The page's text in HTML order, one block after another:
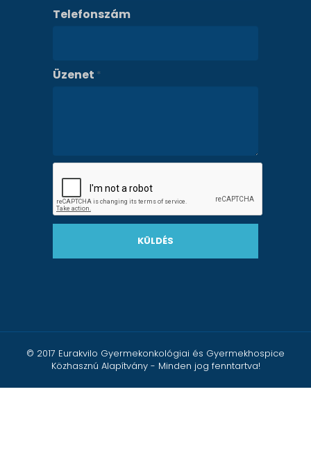
Telefonszám
Üzenet *
KÜLDÉS
© 2017 Eurakvilo Gyermekonkológiai és Gyermekhospice
Közhasznú Alapítvány - Minden jog fenntartva!